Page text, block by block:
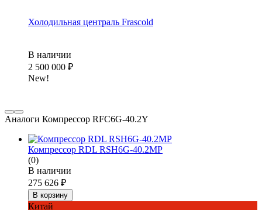
Холодильная централь Frascold
В наличии
2 500 000 ₽
New!
Аналоги Компрессор RFC6G-40.2Y
Компрессор RDL RSH6G-40.2MP
(0)
В наличии
275 626 ₽
В корзину
Китай